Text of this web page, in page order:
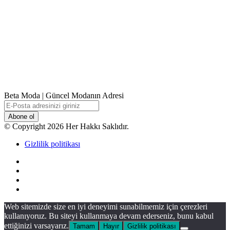
Beta Moda | Güncel Modanın Adresi
E-
Posta
adresinizi
giriniz
© Copyright 2026 Her Hakkı Saklıdır.
Gizlilik politikası
Facebook
X
WhatsApp
Telegram
Viber
Başa
dön
tuşu
Web sitemizde size en iyi deneyimi sunabilmemiz için çerezleri
kullanıyoruz. Bu siteyi kullanmaya devam ederseniz, bunu kabul
ettiğinizi varsayarız. Tamam Hayır Gizlilik politikası